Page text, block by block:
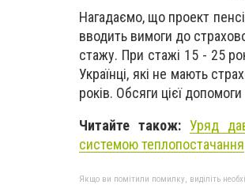
Нагадаємо, що проект
вводить вимоги до
стажу. При стажі 15 - 25
Українці, які не мають
років. Обсяги цієї
Читайте також:Уряд
системою теплопостачання
Якщо ви помітили помилку, виділіть